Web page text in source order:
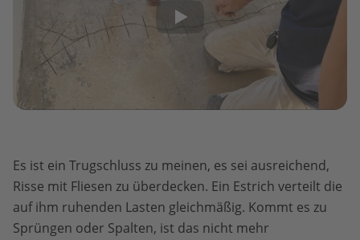
Es ist ein Trugschluss zu meinen, es sei ausreichend,
Risse mit Fliesen zu überdecken. Ein Estrich verteilt die
auf ihm ruhenden Lasten gleichmäßig. Kommt es zu
Sprüngen oder Spalten, ist das nicht mehr